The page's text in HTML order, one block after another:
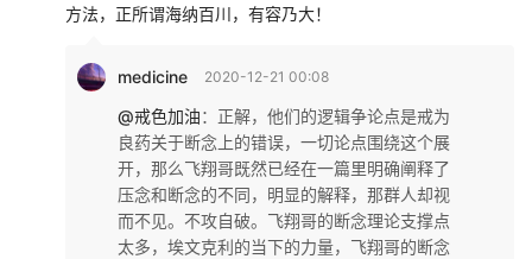
方法，正所谓海纳百川，有容乃大！
medicine 2020-12-21 00:08
@戒色加油： 正解，他们的逻辑争论点是戒为
良药关于断念上的错误，一切论点围绕这个展
开，那么飞翔哥既然已经在一篇里明确阐释了
压念和断念的不同，明显的解释，那群人却视
而不见。不攻自破。飞翔哥的断念理论支撑点
太多，埃文克利的当下的力量，飞翔哥的断念